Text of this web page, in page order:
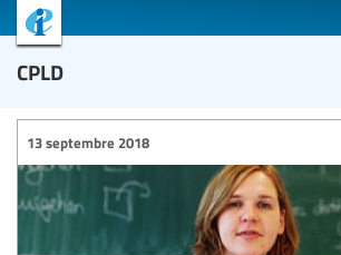
CPLD
13 septembre 2018